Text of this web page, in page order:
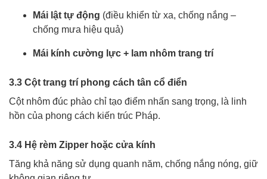
Mái lật tự động (điều khiển từ xa, chống nắng –
chống mưa hiệu quả)
Mái kính cường lực + lam nhôm trang trí
3.3 Cột trang trí phong cách tân cổ điển
Cột nhôm đúc phào chỉ tạo điểm nhấn sang trọng, là linh
hồn của phong cách kiến trúc Pháp.
3.4 Hệ rèm Zipper hoặc cửa kính
Tăng khả năng sử dụng quanh năm, chống nắng nóng, giữ